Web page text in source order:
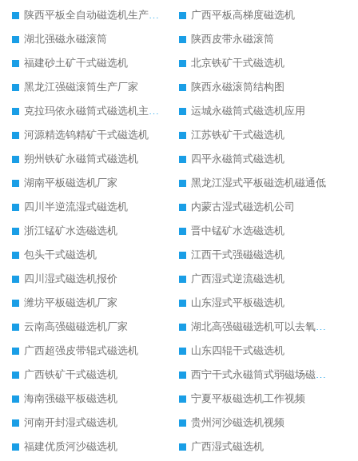
陕西平板全自动磁选机生产厂家
广西平板高梯度磁选机
湖北强磁永磁滚筒
陕西皮带永磁滚筒
福建砂土矿干式磁选机
北京铁矿干式磁选机
黑龙江强磁滚筒生产厂家
陕西永磁滚筒结构图
克拉玛依永磁筒式磁选机主要技术参数
运城永磁筒式磁选机应用
河源精选钨精矿干式磁选机
江苏铁矿干式磁选机
朔州铁矿永磁筒式磁选机
四平永磁筒式磁选机
湖南平板磁选机厂家
黑龙江湿式平板磁选机磁通低
四川半逆流湿式磁选机
内蒙古湿式磁选机公司
浙江锰矿水选磁选机
晋中锰矿水选磁选机
包头干式磁选机
江西干式强磁磁选机
四川湿式磁选机报价
广西湿式逆流磁选机
潍坊平板磁选机厂家
山东湿式平板磁选机
云南高强磁磁选机厂家
湖北高强磁磁选机可以去氧化铝
广西超强皮带辊式磁选机
山东四辊干式磁选机
广西铁矿干式磁选机
西宁干式永磁筒式弱磁场磁选机结构图
海南强磁平板磁选机
宁夏平板磁选机工作视频
河南开封湿式磁选机
贵州河沙磁选机视频
福建优质河沙磁选机
广西湿式磁选机